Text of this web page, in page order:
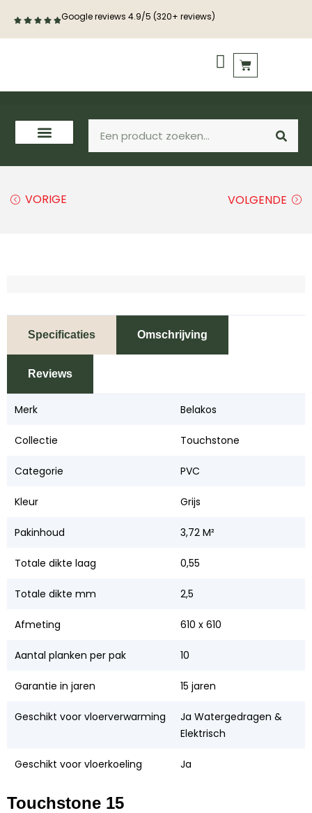
Google reviews 4.9/5 (320+ reviews)
VORIGE VOLGENDE
Specificaties Omschrijving
Reviews
Merk Belakos
Collectie Touchstone
Categorie PVC
Kleur Grijs
Pakinhoud 3,72 M²
Totale dikte laag 0,55
Totale dikte mm 2,5
Afmeting 610 x 610
Aantal planken per pak 10
Garantie in jaren 15 jaren
Geschikt voor vloerverwarming
Ja Watergedragen &
Elektrisch
Geschikt voor vloerkoeling Ja
Touchstone 15